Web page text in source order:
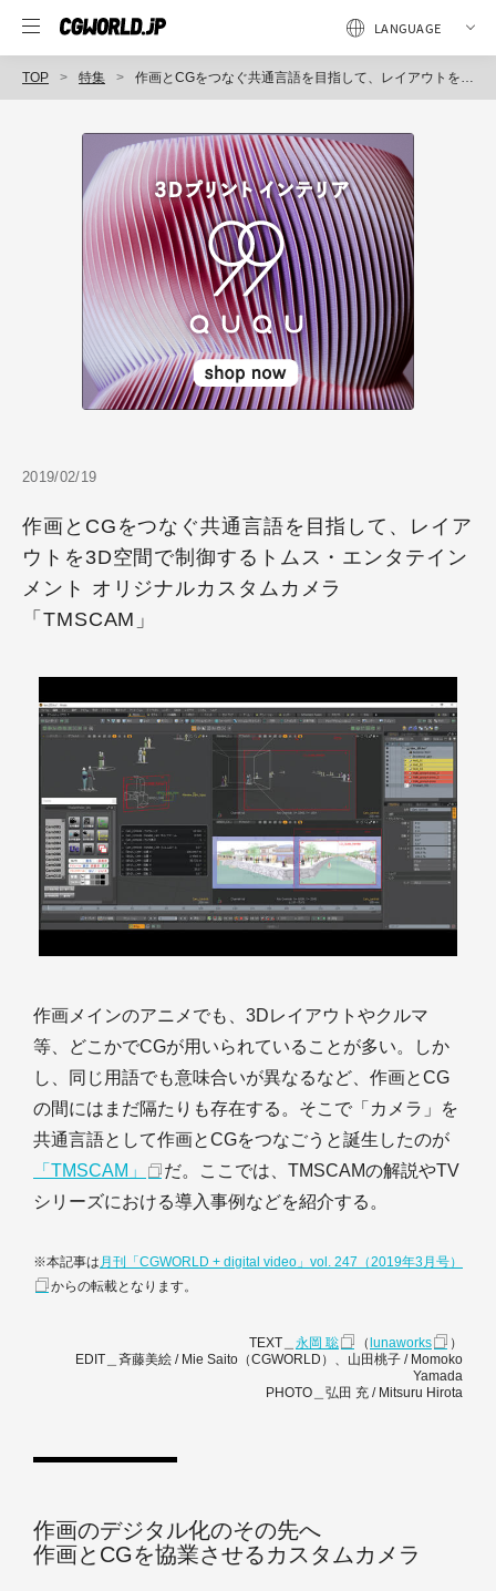
TOP 特集 作画とCGをつなぐ共通言語を目指して、レイアウトを3D空間で制御するトムス・エンタテインメント オリジナルカスタムカメラ「TMSCAM」
2019/02/19
作画とCGをつなぐ共通言語を目指して、レイア
ウトを3D空間で制御するトムス・エンタテイン
メント オリジナルカスタムカメラ
「TMSCAM」
作画メインのアニメでも、3Dレイアウトやクルマ
等、どこかでCGが用いられていることが多い。しか
し、同じ用語でも意味合いが異なるなど、作画とCG
の間にはまだ隔たりも存在する。そこで「カメラ」を
共通言語として作画とCGをつなごうと誕生したのが
「TMSCAM」
だ。ここでは、TMSCAMの解説やTV
シリーズにおける導入事例などを紹介する。
※本記事は 月刊「CGWORLD + digital video」vol. 247（2019年3月号）
からの転載となります。
TEXT＿ 永岡 聡 （ lunaworks
）
EDIT＿斉藤美絵 / Mie Saito（CGWORLD）、山田桃子 / Momoko
Yamada
PHOTO＿弘田 充 / Mitsuru Hirota
作画のデジタル化のその先へ
作画とCGを協業させるカスタムカメラ